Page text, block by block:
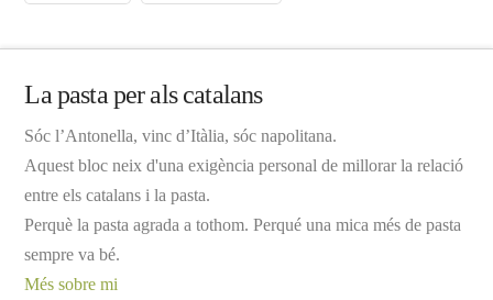
La pasta per als catalans
Sóc l’Antonella, vinc d’Itàlia, sóc napolitana.
Aquest bloc neix d'una exigència personal de millorar la relació
entre els catalans i la pasta.
Perquè la pasta agrada a tothom. Perqué una mica més de pasta
sempre va bé.
Més sobre mi